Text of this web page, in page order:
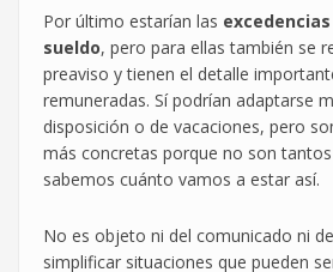
Por último estarían las excedencias
sueldo, pero para ellas también se
preaviso y tienen el detalle
remuneradas. Sí podrían adaptarse
disposición o de vacaciones, pero
más concretas porque no son
sabemos cuánto vamos a estar así.
No es objeto ni del comunicado ni
simplificar situaciones que pueden